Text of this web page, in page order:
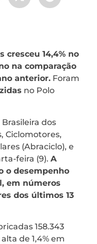
cresceu 14,4% no
na comparação
anterior. Foram
no Polo
dos
Ciclomotores,
(Abraciclo), e
feira (9). A
o desempenho
em números
dos últimos 13
158.343
de 1,4% em